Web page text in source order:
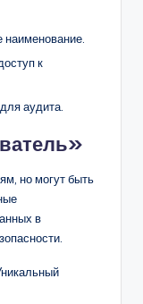
наименование.
к
аудита.
но могут быть
в